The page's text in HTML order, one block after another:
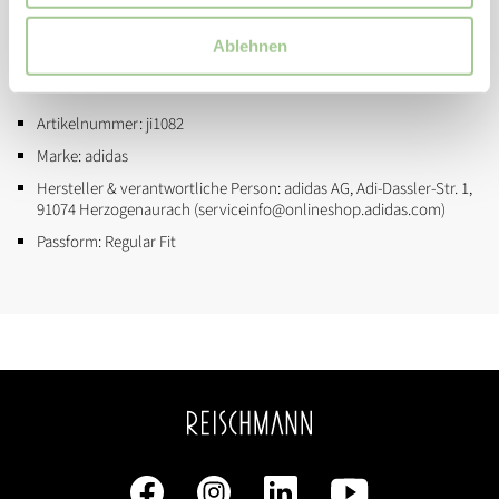
Ablehnen
Controlframe 2.0 Außensohle für feste Böden
ZUSATZINFORMATIONEN
Artikelnummer:ji1082
Marke:adidas
Hersteller & verantwortliche Person:adidas AG, Adi-Dassler-Str. 1,
91074 Herzogenaurach (serviceinfo@onlineshop.adidas.com)
Passform:Regular Fit